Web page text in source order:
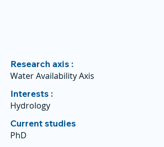
Research axis :
Water Availability Axis
Interests :
Hydrology
Current studies
PhD